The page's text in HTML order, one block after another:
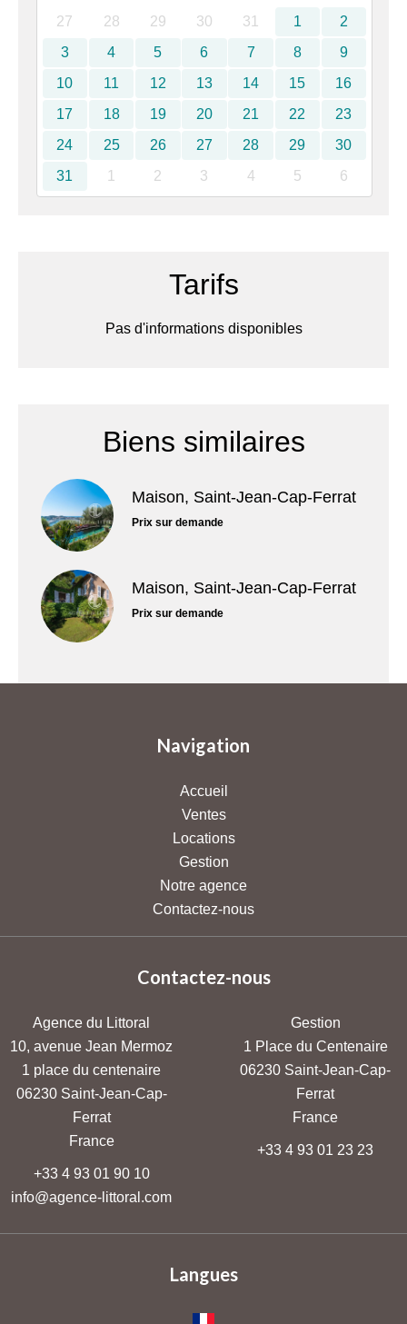
27 28 29 30 31 1
2
3
4 5 6 7 8
9
10
11 12 13 14 15
16
17
18 19 20 21 22
23
24
25 26 27 28 29
30
31
1 2 3 4 5 6
Tarifs
Pas d'informations disponibles
Biens similaires
Maison, Saint-Jean-Cap-Ferrat
Prix sur demande
Maison, Saint-Jean-Cap-Ferrat
Prix sur demande
Navigation
Accueil
Ventes
Locations
Gestion
Notre agence
Contactez-nous
Contactez-nous
Agence du Littoral
10, avenue Jean Mermoz
1 place du centenaire
06230Saint-Jean-Cap-
Ferrat
France
+33 4 93 01 90 10
info@agence-littoral.com
Gestion
1 Place du Centenaire
06230 Saint-Jean-Cap-
Ferrat
France
+33 4 93 01 23 23
Langues